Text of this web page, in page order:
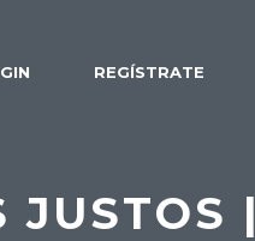
REGÍSTRATE
JUSTOS |